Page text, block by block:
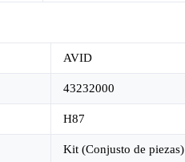
AVID
43232000
H87
Kit (Conjusto de piezas)